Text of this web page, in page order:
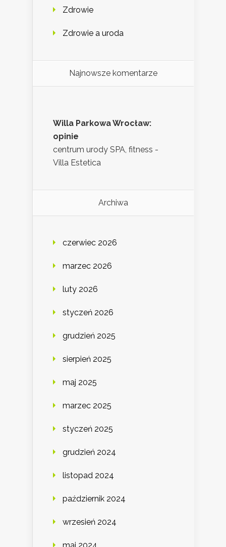
Zdrowie
Zdrowie a uroda
Najnowsze komentarze
Willa Parkowa Wrocław:
opinie
centrum urody SPA, fitness -
Villa Estetica
Archiwa
czerwiec 2026
marzec 2026
luty 2026
styczeń 2026
grudzień 2025
sierpień 2025
maj 2025
marzec 2025
styczeń 2025
grudzień 2024
listopad 2024
październik 2024
wrzesień 2024
maj 2024